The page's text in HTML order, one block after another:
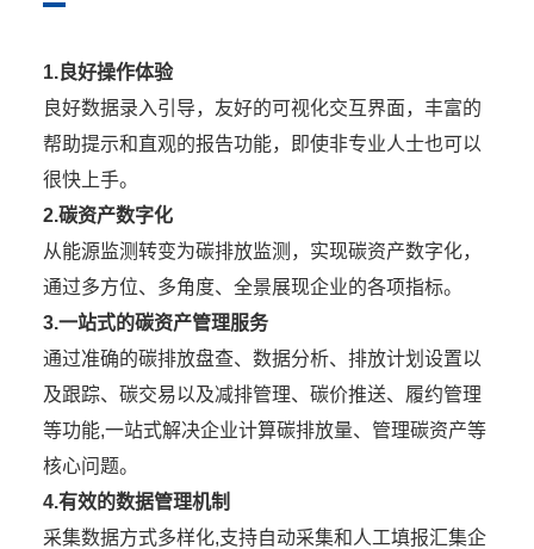
1.良好操作体验
良好数据录入引导，友好的可视化交互界面，丰富的
帮助提示和直观的报告功能，即使非专业人士也可以
很快上手。
2.碳资产数字化
从能源监测转变为碳排放监测，实现碳资产数字化，
通过多方位、多角度、全景展现企业的各项指标。
3.一站式的碳资产管理服务
通过准确的碳排放盘查、数据分析、排放计划设置以
及跟踪、碳交易以及减排管理、碳价推送、履约管理
等功能,一站式解决企业计算碳排放量、管理碳资产等
核心问题。
4.有效的数据管理机制
采集数据方式多样化,支持自动采集和人工填报汇集企